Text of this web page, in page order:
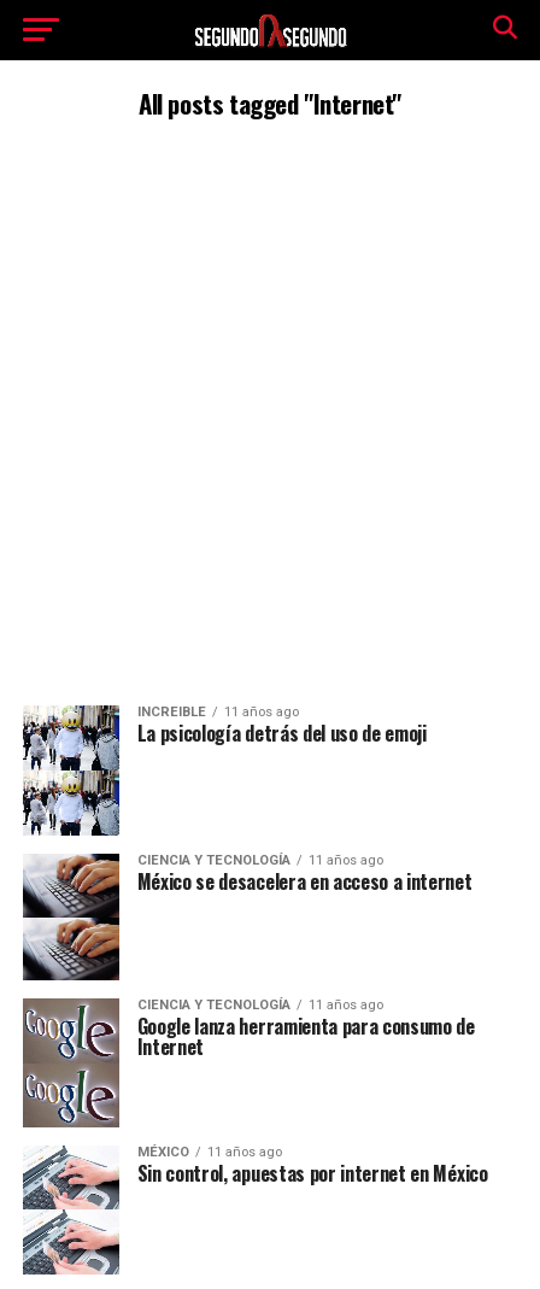
All posts tagged "Internet"
INCREIBLE 11 años ago
La psicología detrás del uso de emoji
CIENCIA Y TECNOLOGÍA 11 años ago
México se desacelera en acceso a internet
CIENCIA Y TECNOLOGÍA 11 años ago
Google lanza herramienta para consumo de
Internet
MÉXICO 11 años ago
Sin control, apuestas por internet en México